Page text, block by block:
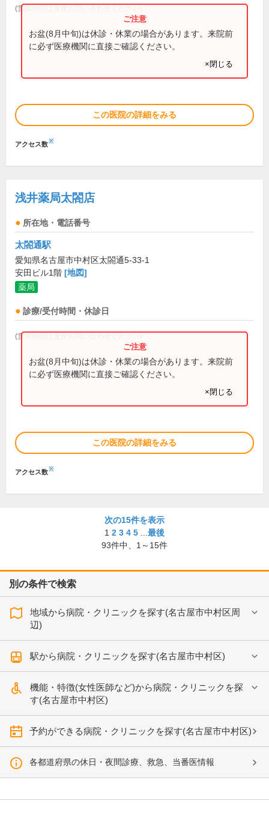
(営業時間は直接お問い合わせください)
お盆(8月中旬)は休診・休業の場合があります。来院前
に必ず医療機関に直接ご確認ください。
×閉じる
この医院の詳細をみる
アクセス数※
浅井薬局太閤店
所在地・電話番号
太閤通駅
愛知県名古屋市中村区太閤通5-33-1
安田ビル1階 [地図]
薬局
診療/受付時間・休診日
(営業時間は直接お問い合わせください)
お盆(8月中旬)は休診・休業の場合があります。来院前
に必ず医療機関に直接ご確認ください。
×閉じる
この医院の詳細をみる
アクセス数※
次の15件を表示
1 2 3 4 5
最後
93件中、 1～15件
別の条件で検索
地域から病院・クリニックを探す(名古屋市中村区周
辺)
駅から病院・クリニックを探す(名古屋市中村区)
機能・特徴(女性医師など)から病院・クリニックを探
す(名古屋市中村区)
予約ができる病院・クリニックを探す(名古屋市中村区)
各都道府県の休日・夜間診療、救急、当番医情報